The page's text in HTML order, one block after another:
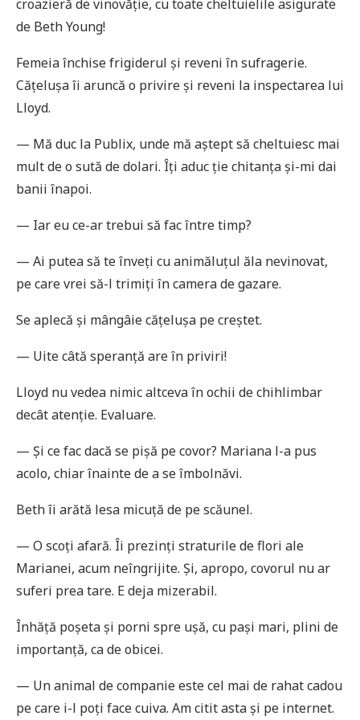
croazieră de vinovăție, cu toate cheltuielile asigurate
de Beth Young!
Femeia închise frigiderul și reveni în sufragerie.
Cățelușa îi aruncă o privire și reveni la inspectarea lui
Lloyd.
— Mă duc la Publix, unde mă aștept să cheltuiesc mai
mult de o sută de dolari. Îți aduc ție chitanța și-mi dai
banii înapoi.
— Iar eu ce-ar trebui să fac între timp?
— Ai putea să te înveți cu animăluțul ăla nevinovat,
pe care vrei să-l trimiți în camera de gazare.
Se aplecă și mângâie cățelușa pe creștet.
— Uite câtă speranță are în priviri!
Lloyd nu vedea nimic altceva în ochii de chihlimbar
decât atenție. Evaluare.
— Și ce fac dacă se pișă pe covor? Mariana l-a pus
acolo, chiar înainte de a se îmbolnăvi.
Beth îi arătă lesa micuță de pe scăunel.
— O scoți afară. Îi prezinți straturile de flori ale
Marianei, acum neîngrijite. Și, apropo, covorul nu ar
suferi prea tare. E deja mizerabil.
Înhăță poșeta și porni spre ușă, cu pași mari, plini de
importanță, ca de obicei.
— Un animal de companie este cel mai de rahat cadou
pe care i-l poți face cuiva. Am citit asta și pe internet.